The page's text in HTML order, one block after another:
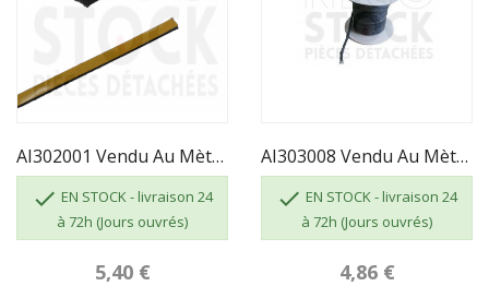
AI302001 Vendu Au Mètre - JOINT VITRE INVICTA...
 EN STOCK - livraison 24
à 72h (Jours ouvrés)
5,40 €
AI303008 Vendu Au Mètre - JOINT DE PORTE D8
 EN STOCK - livraison 24
à 72h (Jours ouvrés)
4,86 €